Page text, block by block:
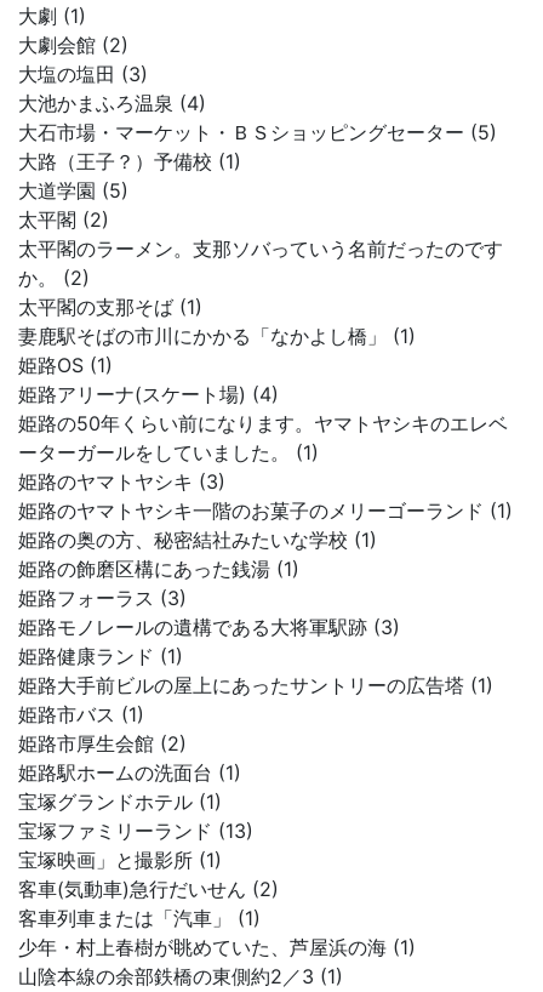
大劇 (1)
大劇会館 (2)
大塩の塩田 (3)
大池かまふろ温泉 (4)
大石市場・マーケット・ＢＳショッピングセーター (5)
大路（王子？）予備校 (1)
大道学園 (5)
太平閣 (2)
太平閣のラーメン。支那ソバっていう名前だったのです
か。 (2)
太平閣の支那そば (1)
妻鹿駅そばの市川にかかる「なかよし橋」 (1)
姫路OS (1)
姫路アリーナ(スケート場) (4)
姫路の50年くらい前になります。ヤマトヤシキのエレベ
ーターガールをしていました。 (1)
姫路のヤマトヤシキ (3)
姫路のヤマトヤシキ一階のお菓子のメリーゴーランド (1)
姫路の奥の方、秘密結社みたいな学校 (1)
姫路の飾磨区構にあった銭湯 (1)
姫路フォーラス (3)
姫路モノレールの遺構である大将軍駅跡 (3)
姫路健康ランド (1)
姫路大手前ビルの屋上にあったサントリーの広告塔 (1)
姫路市バス (1)
姫路市厚生会館 (2)
姫路駅ホームの洗面台 (1)
宝塚グランドホテル (1)
宝塚ファミリーランド (13)
宝塚映画」と撮影所 (1)
客車(気動車)急行だいせん (2)
客車列車または「汽車」 (1)
少年・村上春樹が眺めていた、芦屋浜の海 (1)
山陰本線の余部鉄橋の東側約2／3 (1)